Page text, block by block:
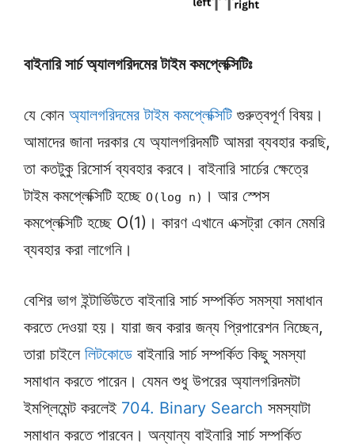
বাইনারি সার্চ অ্যালগরিদমের টাইম কমপ্লেক্সিটিঃ
যে কোন অ্যালগরিদমের টাইম কমপ্লেক্সিটি গুরুত্বপূর্ণ বিষয়।
আমাদের জানা দরকার যে অ্যালগরিদমটি আমরা ব্যবহার করছি,
তা কতটুকু রিসোর্স ব্যবহার করবে। বাইনারি সার্চের ক্ষেত্রে
টাইম কমপ্লেক্সিটি হচ্ছে O(log n) । আর স্পেস
কমপ্লেক্সিটি হচ্ছে O(1)। কারণ এখানে এক্সট্রা কোন মেমরি
ব্যবহার করা লাগেনি।
বেশির ভাগ ইন্টার্ভিউতে বাইনারি সার্চ সম্পর্কিত সমস্যা সমাধান
করতে দেওয়া হয়। যারা জব করার জন্য প্রিপারেশন নিচ্ছেন,
তারা চাইলে লিটকোডে বাইনারি সার্চ সম্পর্কিত কিছু সমস্যা
সমাধান করতে পারেন। যেমন শুধু উপরের অ্যালগরিদমটা
ইমপ্লিমেন্ট করলেই 704. Binary Search সমস্যাটা
সমাধান করতে পারবেন। অন্যান্য বাইনারি সার্চ সম্পর্কিত